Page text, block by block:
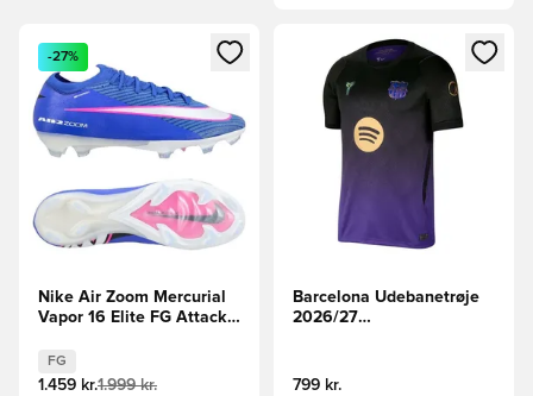
Åbner en Modal til at logge ind eller tilmelde dig som
-27%
Nike Air Zoom Mercurial
Vapor 16 Elite FG Attack -
FG
1.459 kr.1.999 kr.
Åbner en Modal til at logge
Barcelona Udebanetrøje
2026/27
799 kr.